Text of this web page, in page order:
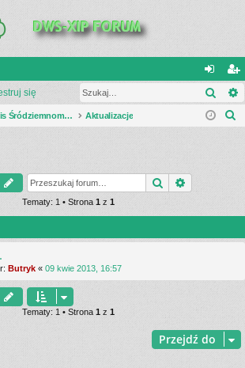
al
og
ar
ej
się
Serwis Śródziemnomorski Teatr Działań Wojennych Aktualizacje
Szukaj
Tematy: 1 • Strona 1 z 1
Butryk « 09 kwie 2013, 16:57
Tematy: 1 • Strona 1z 1
Przejdź do